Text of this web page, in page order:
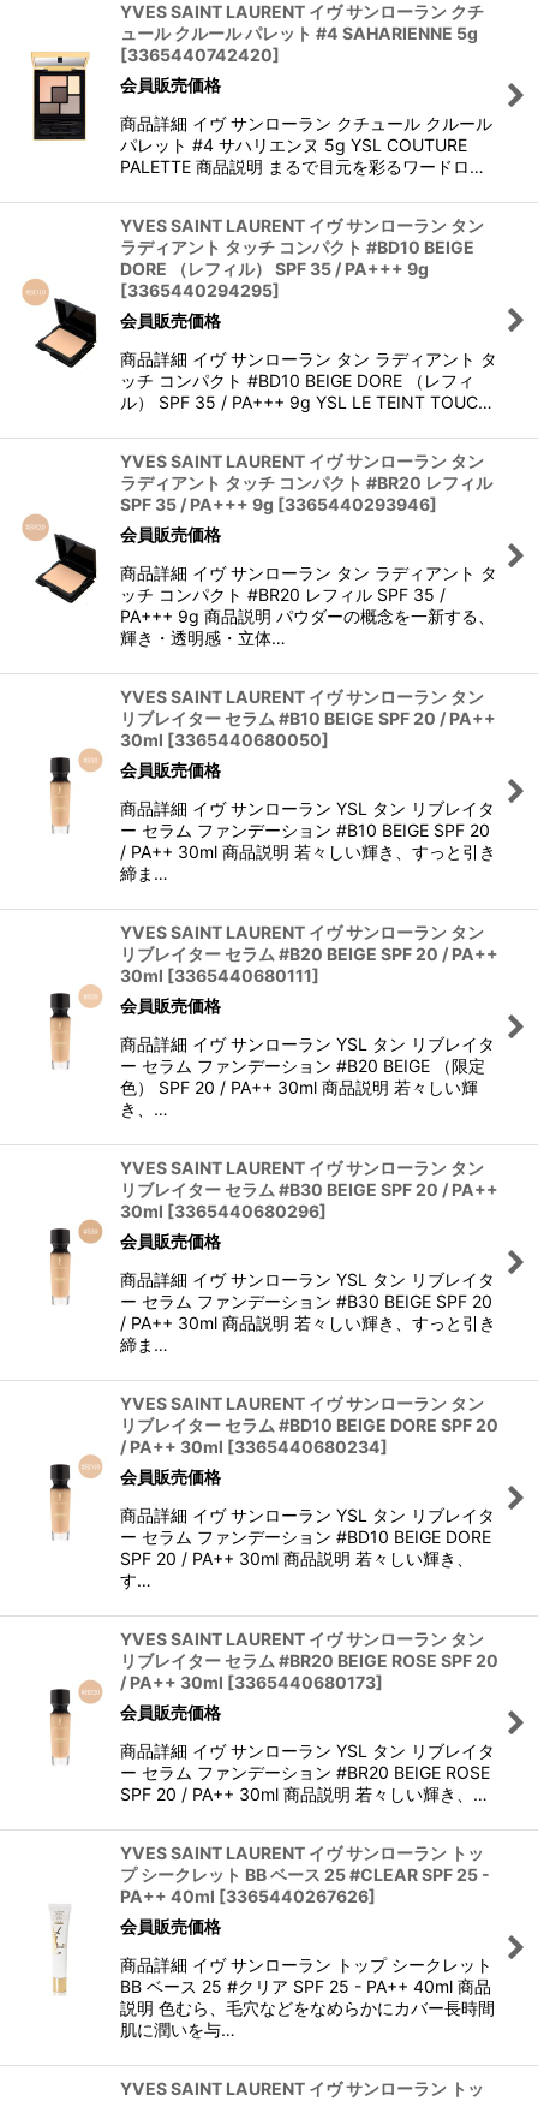
YVES SAINT LAURENT イヴ サンローラン クチ
ュール クルール パレット #4 SAHARIENNE 5g
[3365440742420]
会員販売価格
商品詳細 イヴ サンローラン クチュール クルール
パレット #4 サハリエンヌ 5g YSL COUTURE
PALETTE 商品説明 まるで目元を彩るワードロ…
YVES SAINT LAURENT イヴ サンローラン タン
ラディアント タッチ コンパクト #BD10 BEIGE
DORE （レフィル） SPF 35 / PA+++ 9g
[3365440294295]
会員販売価格
商品詳細 イヴ サンローラン タン ラディアント タ
ッチ コンパクト #BD10 BEIGE DORE （レフィ
ル） SPF 35 / PA+++ 9g YSL LE TEINT TOUC…
YVES SAINT LAURENT イヴ サンローラン タン
ラディアント タッチ コンパクト #BR20 レフィル
SPF 35 / PA+++ 9g [3365440293946]
会員販売価格
商品詳細 イヴ サンローラン タン ラディアント タ
ッチ コンパクト #BR20 レフィル SPF 35 /
PA+++ 9g 商品説明 パウダーの概念を一新する、
輝き・透明感・立体…
YVES SAINT LAURENT イヴ サンローラン タン
リブレイター セラム #B10 BEIGE SPF 20 / PA++
30ml [3365440680050]
会員販売価格
商品詳細 イヴ サンローラン YSL タン リブレイタ
ー セラム ファンデーション #B10 BEIGE SPF 20
/ PA++ 30ml 商品説明 若々しい輝き、すっと引き
締ま…
YVES SAINT LAURENT イヴ サンローラン タン
リブレイター セラム #B20 BEIGE SPF 20 / PA++
30ml [3365440680111]
会員販売価格
商品詳細 イヴ サンローラン YSL タン リブレイタ
ー セラム ファンデーション #B20 BEIGE （限定
色） SPF 20 / PA++ 30ml 商品説明 若々しい輝
き、…
YVES SAINT LAURENT イヴ サンローラン タン
リブレイター セラム #B30 BEIGE SPF 20 / PA++
30ml [3365440680296]
会員販売価格
商品詳細 イヴ サンローラン YSL タン リブレイタ
ー セラム ファンデーション #B30 BEIGE SPF 20
/ PA++ 30ml 商品説明 若々しい輝き、すっと引き
締ま…
YVES SAINT LAURENT イヴ サンローラン タン
リブレイター セラム #BD10 BEIGE DORE SPF 20
/ PA++ 30ml [3365440680234]
会員販売価格
商品詳細 イヴ サンローラン YSL タン リブレイタ
ー セラム ファンデーション #BD10 BEIGE DORE
SPF 20 / PA++ 30ml 商品説明 若々しい輝き、
す…
YVES SAINT LAURENT イヴ サンローラン タン
リブレイター セラム #BR20 BEIGE ROSE SPF 20
/ PA++ 30ml [3365440680173]
会員販売価格
商品詳細 イヴ サンローラン YSL タン リブレイタ
ー セラム ファンデーション #BR20 BEIGE ROSE
SPF 20 / PA++ 30ml 商品説明 若々しい輝き、…
YVES SAINT LAURENT イヴ サンローラン トッ
プ シークレット BB ベース 25 #CLEAR SPF 25 -
PA++ 40ml [3365440267626]
会員販売価格
商品詳細 イヴ サンローラン トップ シークレット
BB ベース 25 #クリア SPF 25 - PA++ 40ml 商品
説明 色むら、毛穴などをなめらかにカバー長時間
肌に潤いを与…
YVES SAINT LAURENT イヴ サンローラン トッ